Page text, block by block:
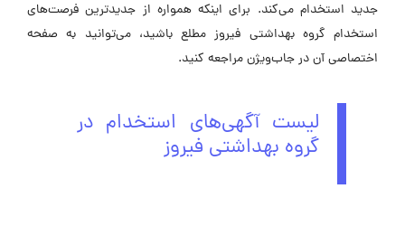
جدید استخدام می‌کند. برای اینکه همواره از جدیدترین فرصت‌های
استخدام گروه بهداشتی فیروز مطلع باشید، می‌توانید به صفحه
اختصاصی آن در جاب‌ویژن مراجعه کنید.
لیست آگهی‌های استخدام در
گروه بهداشتی فیروز